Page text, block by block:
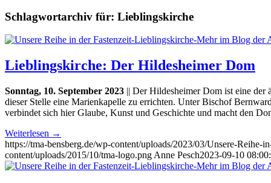
Schlagwortarchiv für: Lieblingskirche
Lieblingskirche: Der Hildesheimer Dom
Sonntag, 10. September 2023 || Der Hildesheimer Dom ist eine der
dieser Stelle eine Marienkapelle zu errichten. Unter Bischof
verbindet sich hier Glaube, Kunst und Geschichte und macht den
Weiterlesen →
https://tma-bensberg.de/wp-content/uploads/2023/03/Unsere-
content/uploads/2015/10/tma-logo.png Anne Pesch2023-09-10